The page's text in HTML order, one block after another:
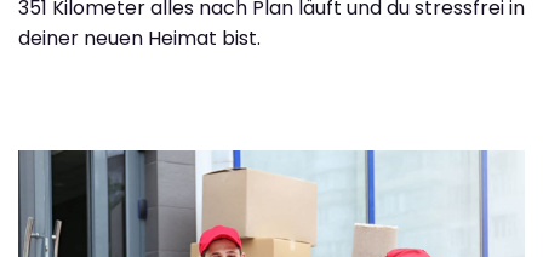
351 Kilometer alles nach Plan läuft und du stressfrei in
deiner neuen Heimat bist.